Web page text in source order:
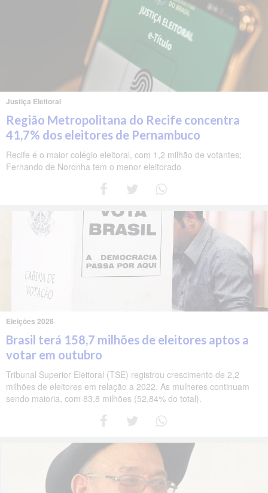
Justiça Eleitoral
Região Metropolitana do Recife concentra
41,7% dos eleitores de Pernambuco
Recife é o maior colégio eleitoral, com 1,2 milhão de votantes;
Fernando de Noronha tem o menor eleitorado
Eleições 2026
Brasil terá 158,7 milhões de eleitores aptos a
votar em outubro
Tribunal Superior Eleitoral (TSE) registrou crescimento de 2,2
milhões de eleitores em relação a 2022. As mulheres continuam
sendo maioria, com 83,8 milhões (52,84% do total).